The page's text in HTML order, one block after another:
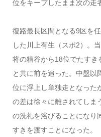
位をキープしたまま次の走
復路最長区間となる9区を
した川上有生（スポ2）。
将の糟谷から18位でたすき
と共に前を追った。中盤以
位に浮上し単独走となった
の差は徐々に離されてしま
の洗礼を浴びることになり
すきを渡すことになった。